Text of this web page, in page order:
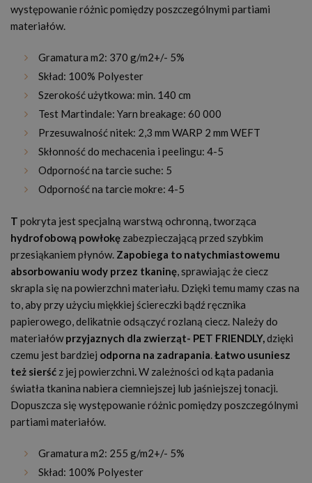
występowanie różnic pomiędzy poszczególnymi partiami
materiałów.
Gramatura m2: 370 g/m2+/- 5%
Skład: 100% Polyester
Szerokość użytkowa: min. 140 cm
Test Martindale: Yarn breakage: 60 000
Przesuwalność nitek: 2,3 mm WARP 2 mm WEFT
Skłonność do mechacenia i peelingu: 4-5
Odporność na tarcie suche: 5
Odporność na tarcie mokre: 4-5
T pokryta jest specjalną warstwą ochronną, tworząca
hydrofobową powłokę zabezpieczającą przed szybkim
przesiąkaniem płynów. Zapobiega to natychmiastowemu
absorbowaniu wody przez tkaninę, sprawiając że ciecz
skrapla się na powierzchni materiału. Dzięki temu mamy czas na
to, aby przy użyciu miękkiej ściereczki bądź ręcznika
papierowego, delikatnie odsączyć rozlaną ciecz. Należy do
materiałówprzyjaznych dla zwierząt- PET FRIENDLY,dzięki
czemu jest bardziej odporna na zadrapania.Łatwo usuniesz
też sierść z jej powierzchni.W zależności od kąta padania
światła tkanina nabiera ciemniejszej lub jaśniejszej tonacji.
Dopuszcza się występowanie różnic pomiędzy poszczególnymi
partiami materiałów.
Gramatura m2: 255 g/m2+/- 5%
Skład: 100% Polyester